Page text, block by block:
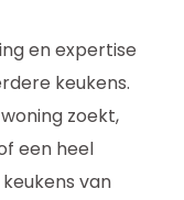
en expertise
keukens.
zoekt,
een heel
van